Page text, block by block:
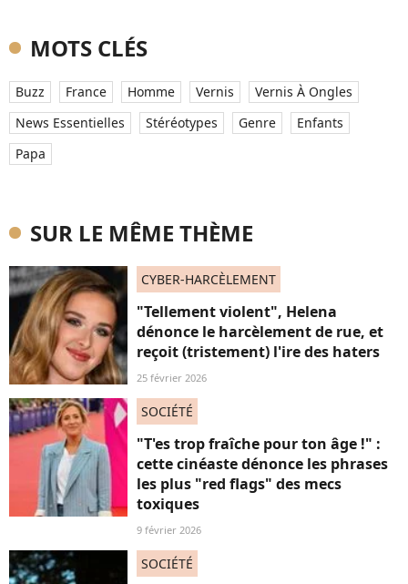
MOTS CLÉS
Buzz France Homme Vernis
Vernis À Ongles
News Essentielles
Stéréotypes Genre
Enfants
Papa
SUR LE MÊME THÈME
CYBER-HARCÈLEMENT
"Tellement violent", Helena
dénonce le harcèlement de rue, et
reçoit (tristement) l'ire des haters
25 février 2026
SOCIÉTÉ
"T'es trop fraîche pour ton âge !" :
cette cinéaste dénonce les phrases
les plus "red flags" des mecs
toxiques
9 février 2026
SOCIÉTÉ